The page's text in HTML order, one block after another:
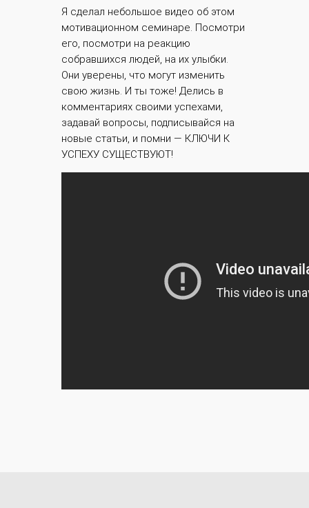
Я сделал небольшое видео об этом
мотивационном семинаре. Посмотри
его, посмотри на реакцию
собравшихся людей, на их улыбки.
Они уверены, что могут изменить
свою жизнь. И ты тоже! Делись в
комментариях своими успехами,
задавай вопросы, подписывайся на
новые статьи, и помни — КЛЮЧИ К
УСПЕХУ СУЩЕСТВУЮТ!